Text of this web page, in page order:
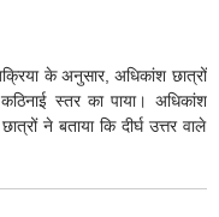
के अनुसार, अधिकांश छात्रों
स्तर का पाया। अधिकांश
ने बताया कि दीर्घ उत्तर वाले